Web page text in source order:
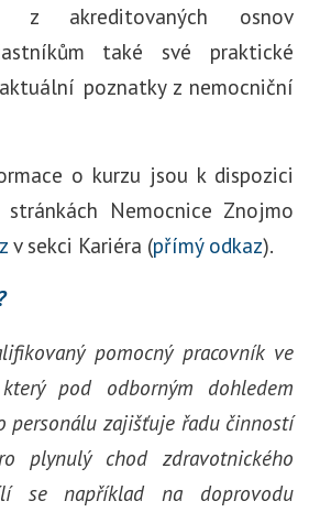
z akreditovaných osnov
také své praktické
poznatky z nemocniční
o kurzu jsou k dispozici
stránkách Nemocnice Znojmo
v sekci Kariéra (přímý odkaz).
pomocný pracovník ve
pod odborným dohledem
personálu zajišťuje řadu činností
plynulý chod zdravotnického
se například na doprovodu